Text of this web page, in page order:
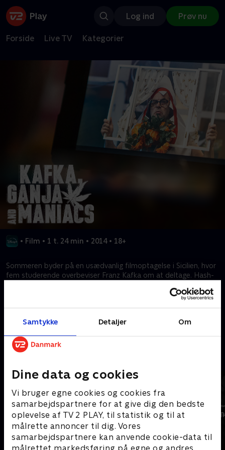
Samtykke Detaljer Om
Dine data og cookies
Vi bruger egne cookies og cookies fra
samarbejdspartnere for at give dig den bedste
oplevelse af TV 2 PLAY, til statistik og til at
målrette annoncer til dig. Vores
samarbejdspartnere kan anvende cookie-data til
Log ind Prøv nu
Forside Live TV Kategorier
• Film • 1 t. 24 min • 2014 • 18+
Sommeren byder på en usædvanlig filmoptagelse i Sicilien, hvor
fem studerende overbeviser Franz Kafka om at deltage. Hash-
Kræver tilkøb